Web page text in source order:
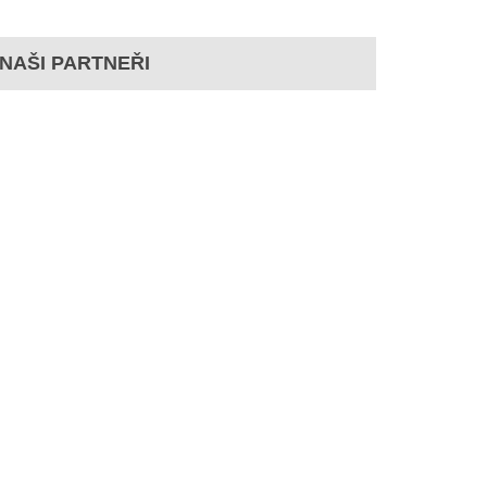
NAŠI PARTNEŘI